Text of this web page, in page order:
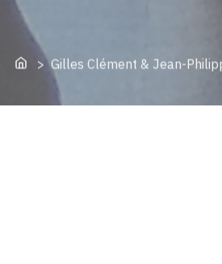
Home> Gilles Clément & Jean-